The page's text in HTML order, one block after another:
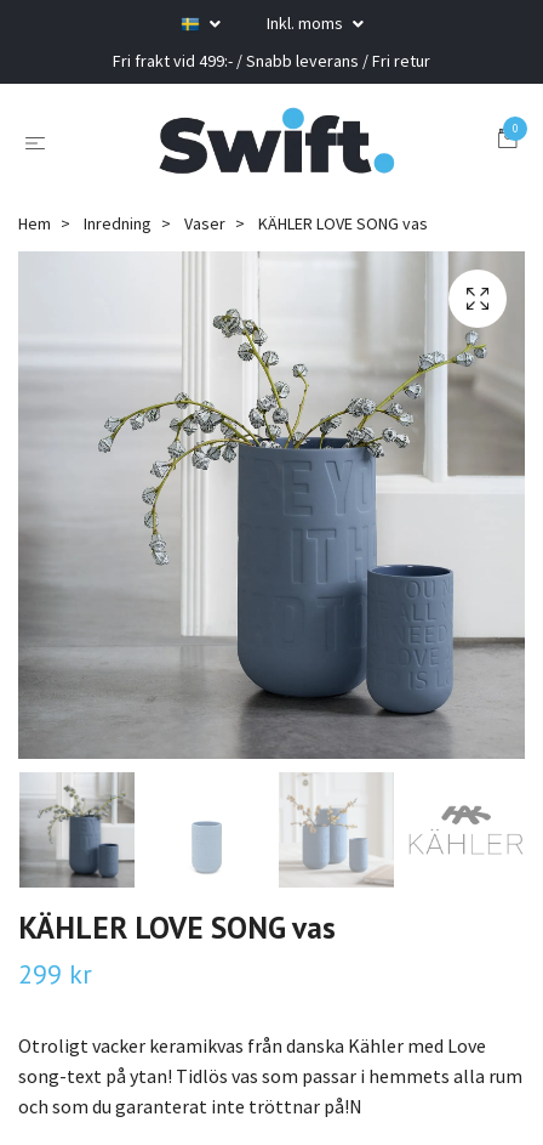
Inkl. moms
Fri frakt vid 499:- / Snabb leverans / Fri retur
0
Hem Inredning Vaser KÄHLER LOVE SONG vas
KÄHLER LOVE SONG vas
299 kr
Otroligt vacker keramikvas från danska Kähler med Love
song-text på ytan! Tidlös vas som passar i hemmets alla rum
och som du garanterat inte tröttnar på!N